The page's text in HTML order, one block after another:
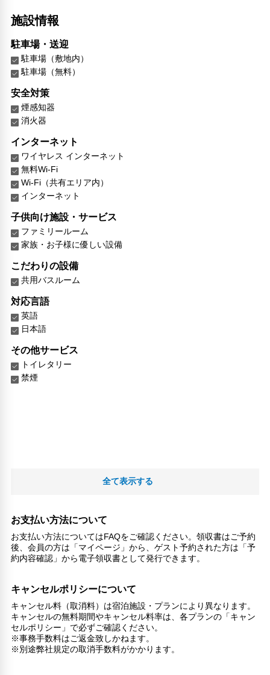
施設情報
駐車場・送迎
駐車場（敷地内）
駐車場（無料）
安全対策
煙感知器
消火器
インターネット
ワイヤレス インターネット
無料Wi-Fi
Wi-Fi（共有エリア内）
インターネット
子供向け施設・サービス
ファミリールーム
家族・お子様に優しい設備
こだわりの設備
共用バスルーム
対応言語
英語
日本語
その他サービス
トイレタリー
禁煙
全て表示する
お支払い方法について
お支払い方法についてはFAQをご確認ください。領収書はご予約
後、会員の方は「マイページ」から、ゲスト予約された方は「予
約内容確認」から電子領収書として発行できます。
キャンセルポリシーについて
キャンセル料（取消料）は宿泊施設・プランにより異なります。
キャンセルの無料期間やキャンセル料率は、各プランの「キャン
セルポリシー」で必ずご確認ください。
※事務手数料はご返金致しかねます。
※別途弊社規定の取消手数料がかかります。